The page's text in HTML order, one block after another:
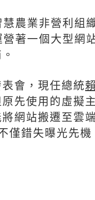
農業非營利組
著一個大型網
會，現任總統
原先使用的虛擬
網站搬遷至雲
僅錯失曝光先